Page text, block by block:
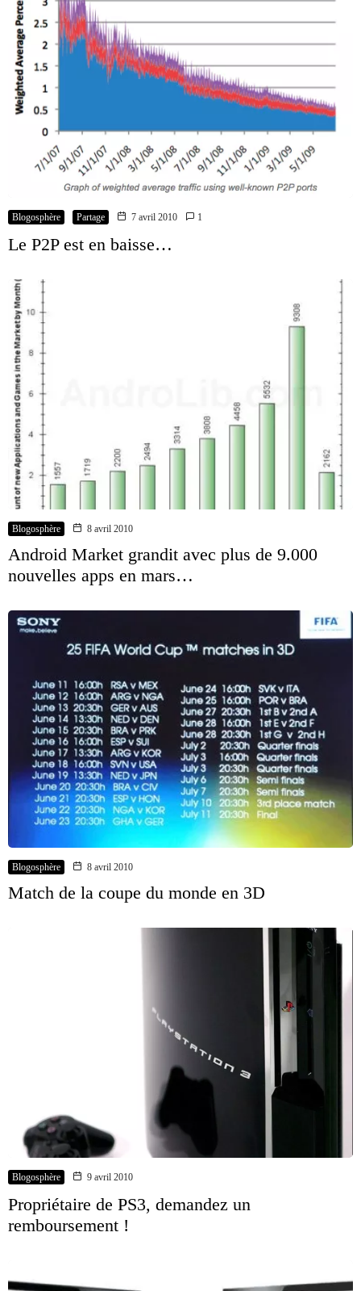
Blogosphère Partage 7 avril 2010 1
Le P2P est en baisse…
Blogosphère 8 avril 2010
Android Market grandit avec plus de 9.000
nouvelles apps en mars…
Blogosphère 8 avril 2010
Match de la coupe du monde en 3D
Blogosphère 9 avril 2010
Propriétaire de PS3, demandez un
remboursement !